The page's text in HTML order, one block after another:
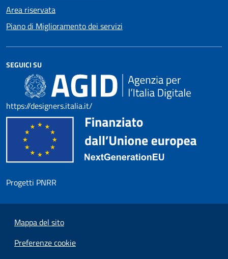
Area riservata
Piano di Miglioramento dei servizi
SEGUICI SU
https://designers.italia.it/
Progetti PNRR
Mappa del sito
Preferenze cookie